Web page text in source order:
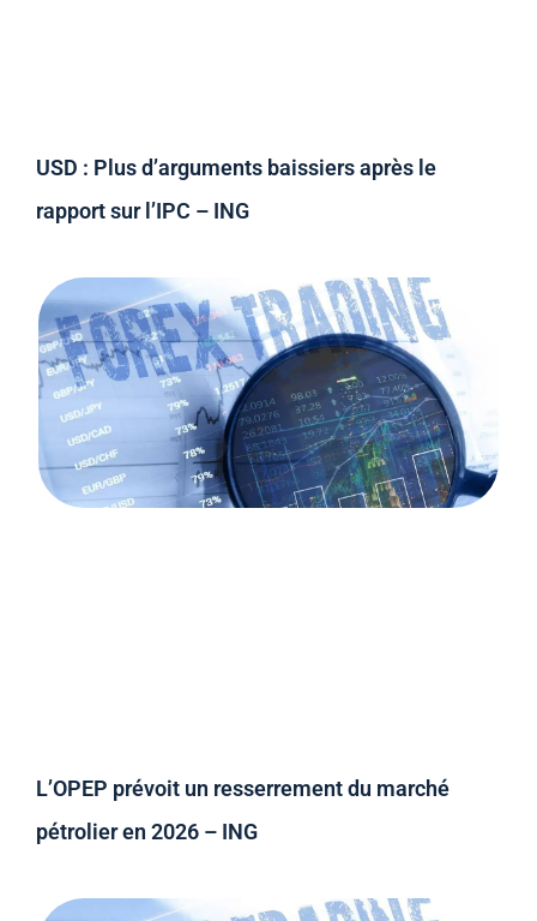
USD : Plus d’arguments baissiers après le
rapport sur l’IPC – ING
L’OPEP prévoit un resserrement du marché
pétrolier en 2026 – ING